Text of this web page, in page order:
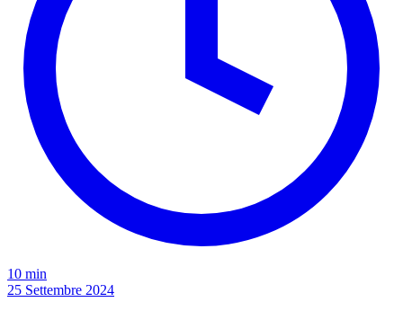
10 min
25 Settembre 2024